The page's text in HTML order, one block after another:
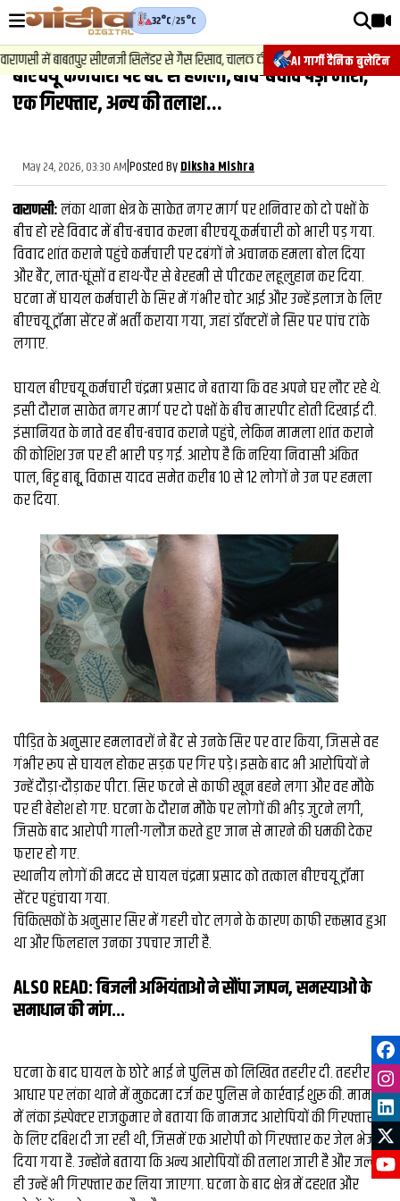
AI गार्गी दैनिक बुलेटिन
32°C/25°C
में बाबतपुर सीएनजी सिलेंडर से गैस रिसाव, चालक की सूझबूझ से टला बड़ा हादसा.
वीडियोज़
वाराणसी न्यूज़
राजनीति
फिल्मी
साहित्य
संस्कृति
ख़ान पान और जीवनशैली
अंतरराष्ट्रीय
व्यापार
मौसम
देश
बीएचयू कर्मचारी पर बैट से हमला, बीच-बचाव पड़ा भारी;
एक गिरफ्तार, अन्य की तलाश...
May 24, 2026, 03:30 AM|Posted ByDiksha Mishra
वाराणसी:लंका थाना क्षेत्र के साकेत नगर मार्ग पर शनिवार को दो पक्षों के
बीच हो रहे विवाद में बीच-बचाव करना बीएचयू कर्मचारी को भारी पड़ गया.
विवाद शांत कराने पहुंचे कर्मचारी पर दबंगों ने अचानक हमला बोल दिया
और बैट, लात-घूंसों व हाथ-पैर से बेरहमी से पीटकर लहूलुहान कर दिया.
घटना में घायल कर्मचारी के सिर में गंभीर चोट आई और उन्हें इलाज के लिए
बीएचयू ट्रॉमा सेंटर में भर्ती कराया गया, जहां डॉक्टरों ने सिर पर पांच टांके
लगाए.
घायल बीएचयू कर्मचारी चंद्रमा प्रसाद ने बताया कि वह अपने घर लौट रहे थे.
इसी दौरान साकेत नगर मार्ग पर दो पक्षों के बीच मारपीट होती दिखाई दी.
इंसानियत के नाते वह बीच-बचाव कराने पहुंचे, लेकिन मामला शांत कराने
की कोशिश उन पर ही भारी पड़ गई. आरोप है कि नरिया निवासी अंकित
पाल, बिट्ट बाबू, विकास यादव समेत करीब 10 से 12 लोगों ने उन पर हमला
कर दिया.
पीड़ित के अनुसार हमलावरों ने बैट से उनके सिर पर वार किया, जिससे वह
गंभीर रूप से घायल होकर सड़क पर गिर पड़े। इसके बाद भी आरोपियों ने
उन्हें दौड़ा-दौड़ाकर पीटा. सिर फटने से काफी खून बहने लगा और वह मौके
पर ही बेहोश हो गए. घटना के दौरान मौके पर लोगों की भीड़ जुटने लगी,
जिसके बाद आरोपी गाली-गलौज करते हुए जान से मारने की धमकी देकर
फरार हो गए.
स्थानीय लोगों की मदद से घायल चंद्रमा प्रसाद को तत्काल बीएचयू ट्रॉमा
सेंटर पहुंचाया गया.
चिकित्सकों के अनुसार सिर में गहरी चोट लगने के कारण काफी रक्तस्राव हुआ
था और फिलहाल उनका उपचार जारी है.
ALSO READ:बिजली अभियंताओं ने सौंपा ज्ञापन, समस्याओं के
समाधान की मांग...
घटना के बाद घायल के छोटे भाई ने पुलिस को लिखित तहरीर दी. तहरीर के
आधार पर लंका थाने में मुकदमा दर्ज कर पुलिस ने कार्रवाई शुरू की. मामले
में लंका इंस्पेक्टर राजकुमार ने बताया कि नामजद आरोपियों की गिरफ्तारी
के लिए दबिश दी जा रही थी, जिसमें एक आरोपी को गिरफ्तार कर जेल भेज
दिया गया है. उन्होंने बताया कि अन्य आरोपियों की तलाश जारी है और जल्द
ही उन्हें भी गिरफ्तार कर लिया जाएगा. घटना के बाद क्षेत्र में दहशत और